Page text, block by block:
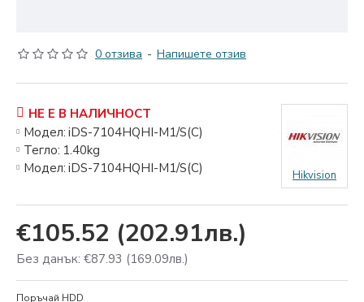
0 отзива - Напишете отзив
€105.52 (202.91лв.)
Без данък: €87.93 (169.09лв.)
НЕ Е В НАЛИЧНОСТ
Модел: iDS-7104HQHI-M1/S(С)
Тегло: 1.40kg
Модел: iDS-7104HQHI-M1/S(С) Hikvision
Поръчай HDD